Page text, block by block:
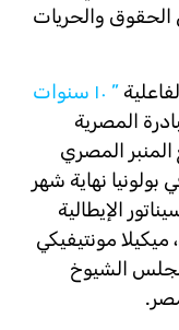
الحقوق والحريات
” ١٠
سنوات
المصرية
المنبر المصري
نهاية شهر
الإيطالية
مونتيفيكي
الشيوخ